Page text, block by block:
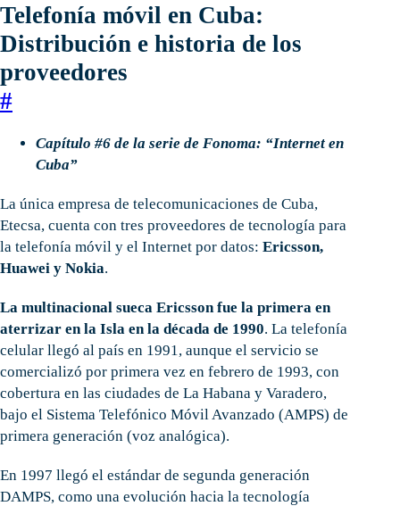
Telefonía móvil en Cuba:
Distribución e historia de los
proveedores
#
Capítulo #6 de la serie de Fonoma: “Internet en
Cuba”
La única empresa de telecomunicaciones de Cuba,
Etecsa, cuenta con tres proveedores de tecnología para
la telefonía móvil y el Internet por datos: Ericsson,
Huawei y Nokia.
La multinacional sueca Ericsson fue la primera en
aterrizar en la Isla en la década de 1990. La telefonía
celular llegó al país en 1991, aunque el servicio se
comercializó por primera vez en febrero de 1993, con
cobertura en las ciudades de La Habana y Varadero,
bajo el Sistema Telefónico Móvil Avanzado (AMPS) de
primera generación (voz analógica).
En 1997 llegó el estándar de segunda generación
DAMPS, como una evolución hacia la tecnología